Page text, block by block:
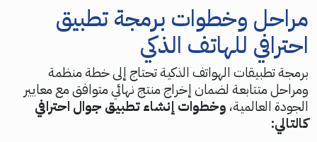
مراحل وخطوات برمجة تطبيق
احترافي للهاتف الذكي
برمجة تطبيقات الهواتف الذكية تحتاج إلى خطة منظمة
ومراحل متتابعة لضمان إخراج منتج نهائي متوافق مع معايير
الجودة العالمية، وخطوات إنشاء تطبيق جوال احترافي
كالتالي: